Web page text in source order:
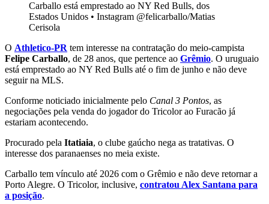
Carballo está emprestado ao NY Red Bulls, dos
Estados Unidos • Instagram @felicarballo/Matias
Cerisola
O Athletico-PR tem interesse na contratação do meio-campista
Felipe Carballo, de 28 anos, que pertence ao Grêmio. O uruguaio
está emprestado ao NY Red Bulls até o fim de junho e não deve
seguir na MLS.
Conforme noticiado inicialmente pelo Canal 3 Pontos, as
negociações pela venda do jogador do Tricolor ao Furacão já
estariam acontecendo.
Procurado pela Itatiaia, o clube gaúcho nega as tratativas. O
interesse dos paranaenses no meia existe.
Carballo tem vínculo até 2026 com o Grêmio e não deve retornar a
Porto Alegre. O Tricolor, inclusive, contratou Alex Santana para
a posição.